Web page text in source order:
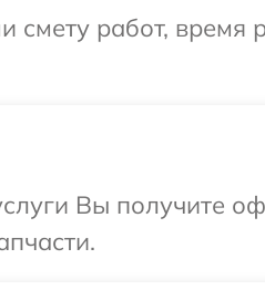
смету работ, время
Вы получите